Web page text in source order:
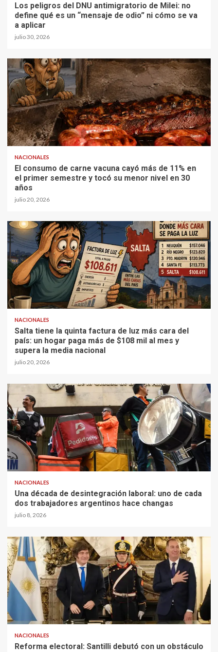
Los peligros del DNU antimigratorio de Milei: no
define qué es un “mensaje de odio” ni cómo se va
a aplicar
julio 30, 2026
NACIONALES
El consumo de carne vacuna cayó más de 11% en
el primer semestre y tocó su menor nivel en 30
años
julio 20, 2026
NACIONALES
Salta tiene la quinta factura de luz más cara del
país: un hogar paga más de $108 mil al mes y
supera la media nacional
julio 20, 2026
NACIONALES
Una década de desintegración laboral: uno de cada
dos trabajadores argentinos hace changas
julio 8, 2026
NACIONALES
Reforma electoral: Santilli debutó con un obstáculo